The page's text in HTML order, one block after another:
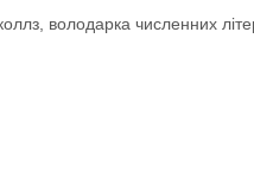
володарка численних